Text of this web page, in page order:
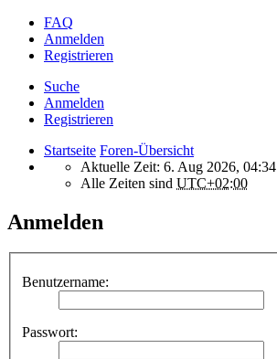
FAQ
Anmelden
Registrieren
Suche
Anmelden
Registrieren
Startseite Foren-Übersicht
Aktuelle Zeit: 6. Aug 2026, 04:34
Alle Zeiten sind UTC+02:00
Anmelden
Benutzername:
Passwort: